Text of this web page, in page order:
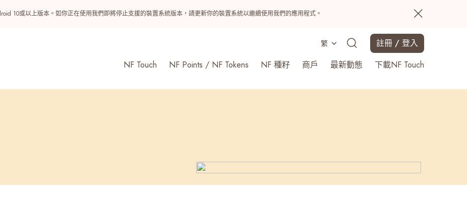
10或以上版本。如你正在使用我們即將停止支援的裝置系統版本，請更新你的裝置系統以繼續使用我們的應用程式。
繁
註冊 / 登入
NF Touch
NF Points / NF Tokens NF 種籽 商戶 最新動態 下載NF Touch